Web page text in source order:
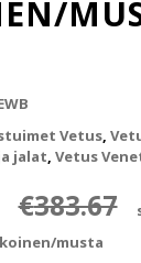
Vetus,
jalat, Vetus
€383.67
musta